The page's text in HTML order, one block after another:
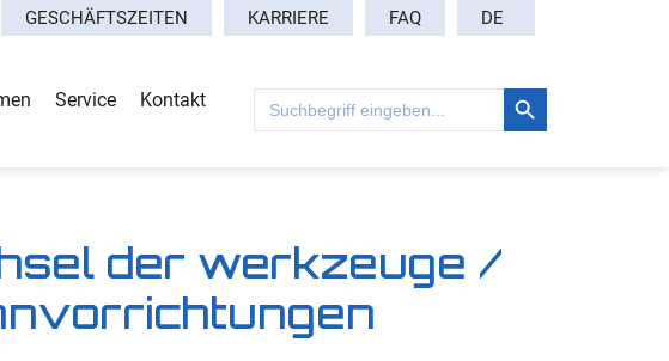
GESCHÄFTSZEITEN KARRIERE FAQ DE
Service Kontakt
Search
for:
Search Button
der werkzeuge /